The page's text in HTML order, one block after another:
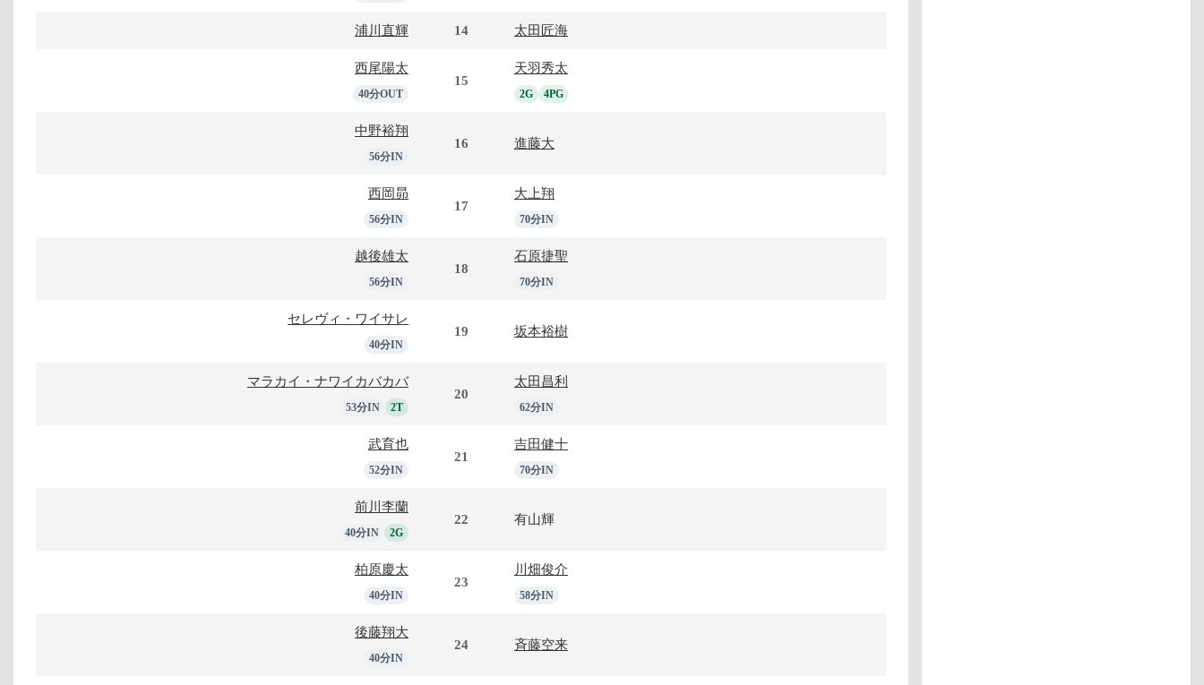
浦川直輝 14 太田匠海
西尾陽太
40分OUT
15
天羽秀太
2G 4PG
中野裕翔
56分IN
16 進藤大
西岡昴
56分IN
17
大上翔
70分IN
越後雄太
56分IN
18
石原捷聖
70分IN
セレヴィ・ワイサレ
40分IN
19 坂本裕樹
マラカイ・ナワイカバカバ
53分IN 2T
20
太田昌利
62分IN
武育也
52分IN
21
吉田健十
70分IN
前川李蘭
40分IN 2G
22 有山輝
柏原慶太
40分IN
23
川畑俊介
58分IN
後藤翔大
40分IN
24 斉藤空来